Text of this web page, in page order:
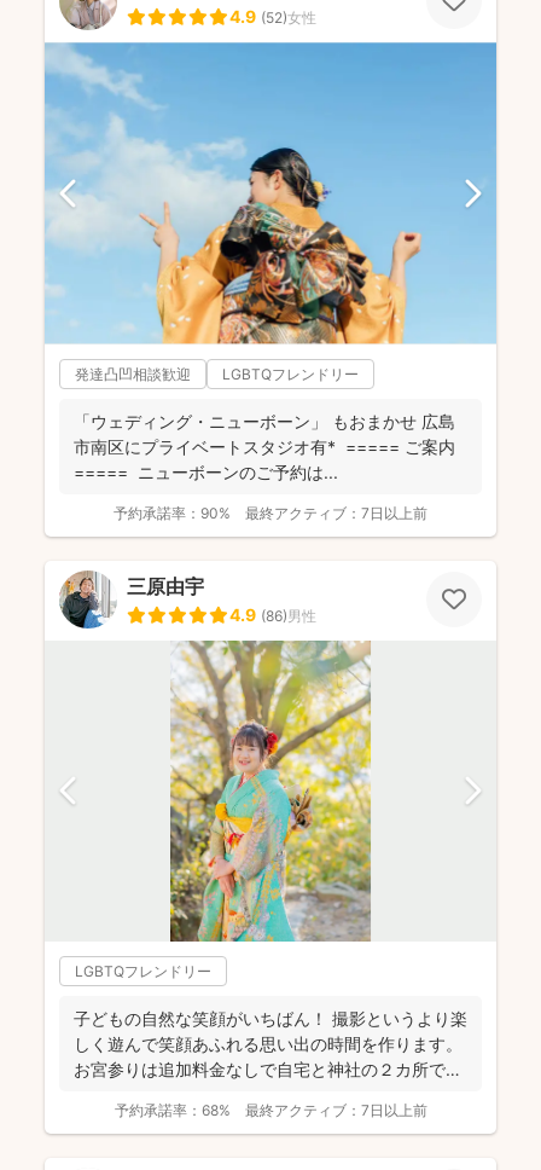
4.9 (52)女性
発達凸凹相談歓迎 LGBTQフレンドリー
「ウェディング・ニューボーン」 もおまかせ 広島
市南区にプライベートスタジオ有* ===== ご案内
===== ニューボーンのご予約は...
予約承諾率： 90% 最終アクティブ： 7日以上前
三原由宇
4.9 (86)男性
LGBTQフレンドリー
子どもの自然な笑顔がいちばん！ 撮影というより楽
しく遊んで笑顔あふれる思い出の時間を作ります。
お宮参りは追加料金なしで自宅と神社の２カ所で撮
予約承諾率： 68% 最終アクティブ： 7日以上前